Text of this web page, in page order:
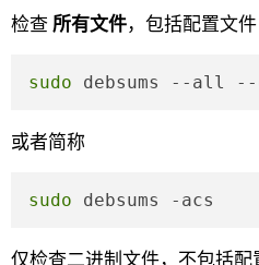
检查所有文件，包括配置文件
sudo debsums --all
或者简称
sudo debsums -acs
仅检查二进制文件，不包括配